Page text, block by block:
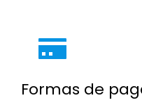
Formas de